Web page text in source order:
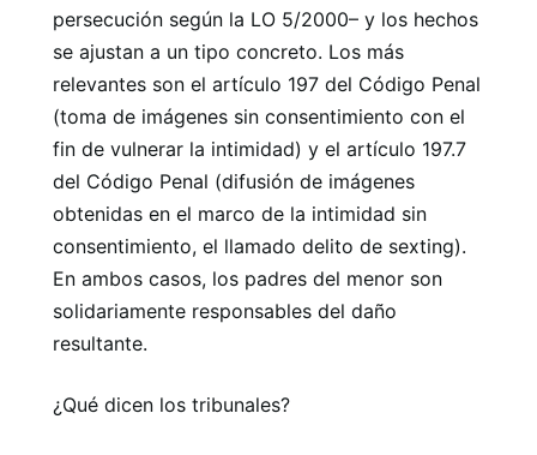
persecución según la LO 5/2000– y los hechos
se ajustan a un tipo concreto. Los más
relevantes son el artículo 197 del Código Penal
(toma de imágenes sin consentimiento con el
fin de vulnerar la intimidad) y el artículo 197.7
del Código Penal (difusión de imágenes
obtenidas en el marco de la intimidad sin
consentimiento, el llamado delito de sexting).
En ambos casos, los padres del menor son
solidariamente responsables del daño
resultante.
¿Qué dicen los tribunales?